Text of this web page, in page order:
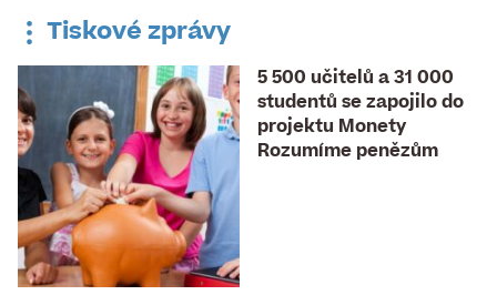
Tiskové zprávy
5 500 učitelů a 31 000
studentů se zapojilo do
projektu Monety
Rozumíme penězům